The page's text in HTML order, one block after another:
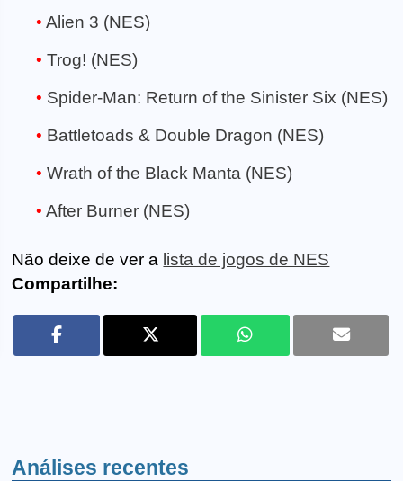
Alien 3 (NES)
Trog! (NES)
Spider-Man: Return of the Sinister Six (NES)
Battletoads & Double Dragon (NES)
Wrath of the Black Manta (NES)
After Burner (NES)
Não deixe de ver a lista de jogos de NES
Compartilhe:
Análises recentes